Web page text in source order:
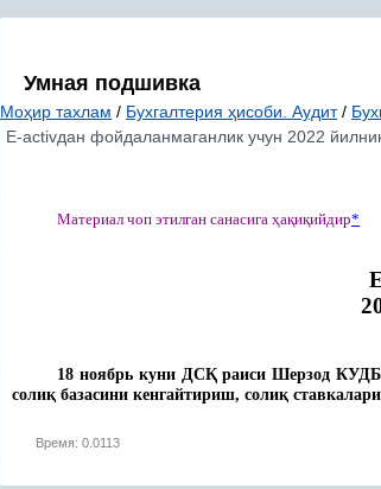
Умная подшивка
Моҳир тахлам / Бухгалтерия ҳисоби. Аудит /
Е-activдан фойдаланмаганлик учун 2022
Материал чоп этилган санасига ҳақиқийдир*
18 ноябрь куни ДСҚраиси Шерзод
солиқ базасини кенгайтириш, солиқ
Время: 0.0113